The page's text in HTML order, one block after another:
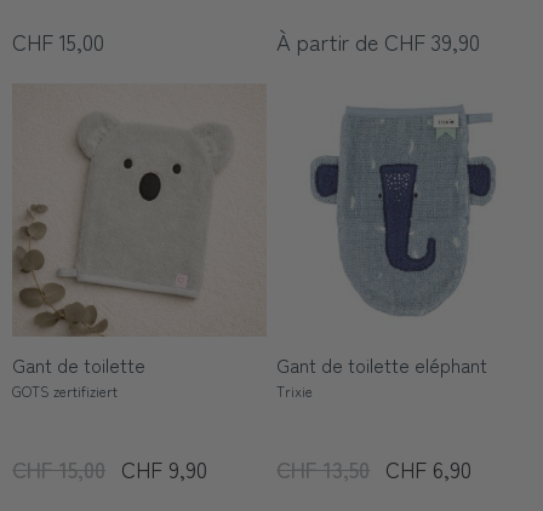
CHF 15,00 À partir de CHF 39,90
Gant de toilette
GOTS zertifiziert
CHF 15,00 CHF 9,90
Gant de toilette eléphant
Trixie
CHF 13,50 CHF 6,90